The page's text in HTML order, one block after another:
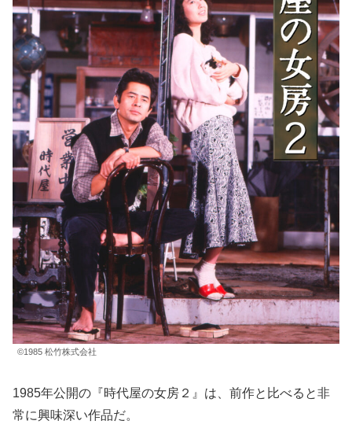
©1985 松竹株式会社
1985年公開の『時代屋の女房２』は、前作と比べると非
常に興味深い作品だ。